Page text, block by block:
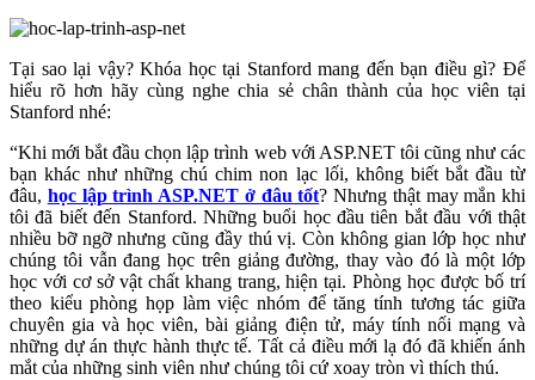
Tại sao lại vậy? Khóa học tại Stanford mang đến bạn điều gì? Để
hiểu rõ hơn hãy cùng nghe chia sẻ chân thành của học viên tại
Stanford nhé:
“Khi mới bắt đầu chọn lập trình web với ASP.NET tôi cũng như các
bạn khác như những chú chim non lạc lối, không biết bắt đầu từ
đâu, học lập trình ASP.NET ở đâu tốt? Nhưng thật may mắn khi
tôi đã biết đến Stanford. Những buổi học đầu tiên bắt đầu với thật
nhiều bỡ ngỡ nhưng cũng đầy thú vị. Còn không gian lớp học như
chúng tôi vẫn đang học trên giảng đường, thay vào đó là một lớp
học với cơ sở vật chất khang trang, hiện tại. Phòng học được bố trí
theo kiểu phòng họp làm việc nhóm để tăng tính tương tác giữa
chuyên gia và học viên, bài giảng điện tử, máy tính nối mạng và
những dự án thực hành thực tế. Tất cả điều mới lạ đó đã khiến ánh
mắt của những sinh viên như chúng tôi cứ xoay tròn vì thích thú.